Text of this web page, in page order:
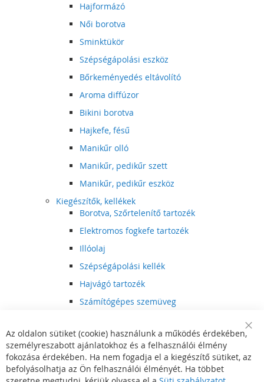
Hajformázó
Női borotva
Sminktükör
Szépségápolási eszköz
Bőrkeményedés eltávolító
Aroma diffúzor
Bikini borotva
Hajkefe, fésű
Manikűr olló
Manikűr, pedikűr szett
Manikűr, pedikűr eszköz
Kiegészítők, kellékek
Borotva, Szőrtelenítő tartozék
Elektromos fogkefe tartozék
Illóolaj
Szépségápolási kellék
Hajvágó tartozék
Számítógépes szemüveg
Hajvágó kiegészítő
Szórakoztató elektronika
Multimédia
DVD, BluRay lejátszó
Bar
Az oldalon sütiket (cookie) használunk a működés érdekében,
személyreszabott ajánlatokhoz és a felhasználói élmény
fokozása érdekében. Ha nem fogadja el a kiegészítő sütiket, az
befolyásolhatja az Ön felhasználói élményét. Ha többet